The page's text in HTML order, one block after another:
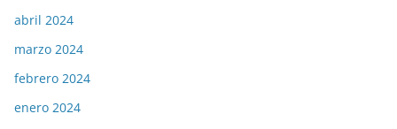
abril 2024
marzo 2024
febrero 2024
enero 2024